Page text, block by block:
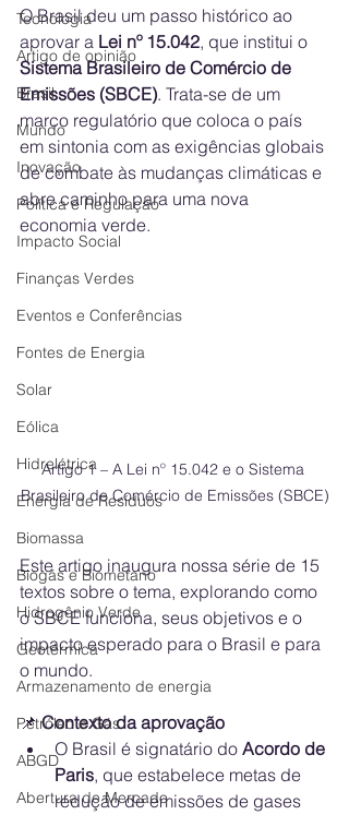
Tecnologia
Artigo de opinião
Brasil
Mundo
Inovação
Política e Regulação
Impacto Social
Finanças Verdes
Eventos e Conferências
Fontes de Energia
Solar
Eólica
Hidrelétrica
Energia de Resíduos
Biomassa
Biogás e Biometano
Hidrogênio Verde
Geotérmica
Armazenamento de energia
Petróleo e Gás
ABGD
Abertura de Mercado
O Brasil deu um passo histórico ao
aprovar a Lei nº 15.042, que institui o
Sistema Brasileiro de Comércio de
Emissões (SBCE). Trata-se de um
marco regulatório que coloca o país
em sintonia com as exigências globais
de combate às mudanças climáticas e
abre caminho para uma nova
economia verde.
Artigo 1 – A Lei nº 15.042 e o Sistema
Brasileiro de Comércio de Emissões (SBCE)
Este artigo inaugura nossa série de 15
textos sobre o tema, explorando como
o SBCE funciona, seus objetivos e o
impacto esperado para o Brasil e para
o mundo.
📌 Contexto da aprovação
O Brasil é signatário do Acordo de
Paris, que estabelece metas de
redução de emissões de gases